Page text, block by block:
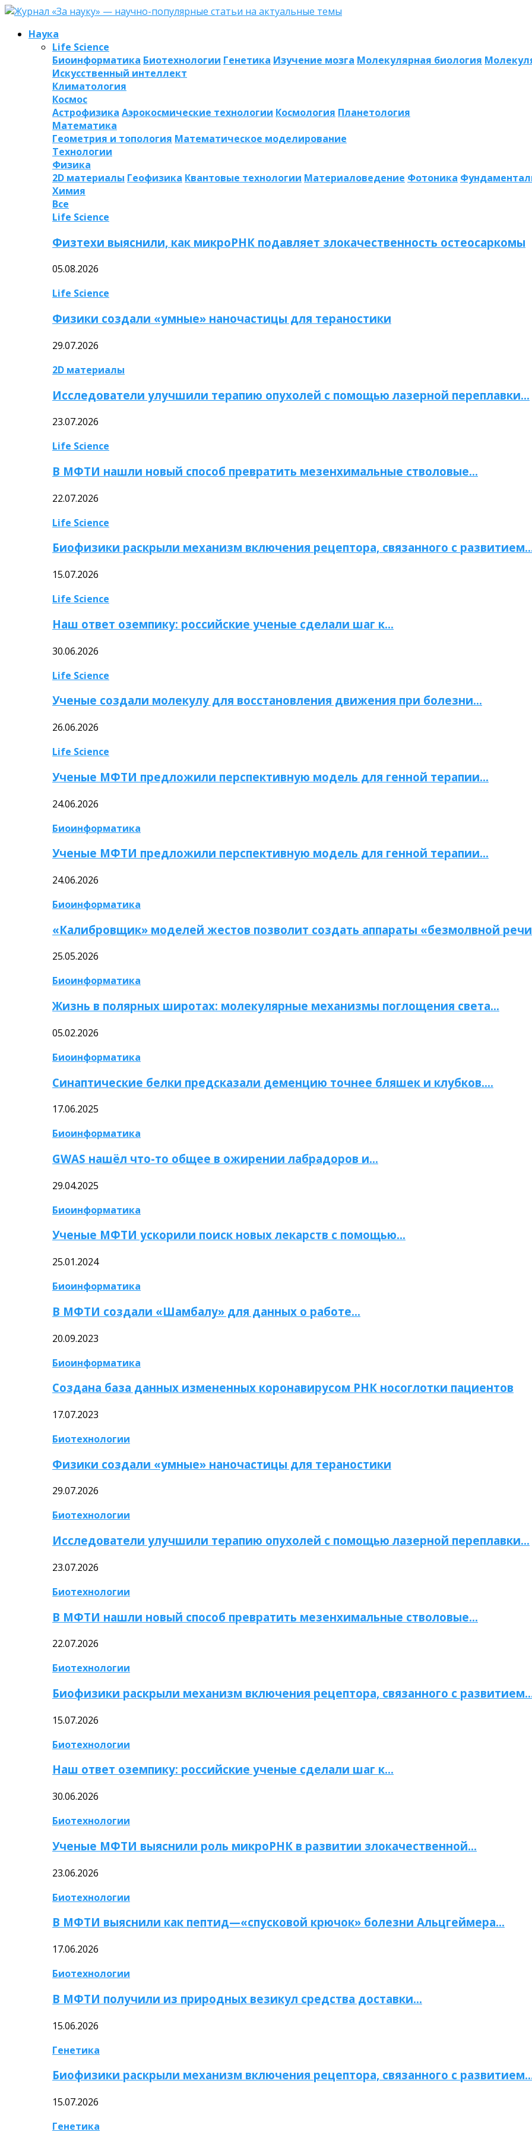
Наука
Life Science
Биоинформатика Биотехнологии Генетика Изучение мозга Молекулярная биология
Искусственный интеллект
Климатология
Космос
Астрофизика Аэрокосмические технологии Космология Планетология
Математика
Геометрия и топология Математическое моделирование
Технологии
Физика
2D материалы Геофизика Квантовые технологии Материаловедение Фотоника
Химия
Все
Life Science
Физтехи выяснили, как микроРНК подавляет злокачественность остеосаркомы
05.08.2026
Life Science
Физики создали «умные» наночастицы для тераностики
29.07.2026
2D материалы
Исследователи улучшили терапию опухолей с помощью лазерной переплавки…
23.07.2026
Life Science
В МФТИ нашли новый способ превратить мезенхимальные стволовые…
22.07.2026
Life Science
Биофизики раскрыли механизм включения рецептора, связанного с
15.07.2026
Life Science
Наш ответ оземпику: российские ученые сделали шаг к…
30.06.2026
Life Science
Ученые создали молекулу для восстановления движения при болезни…
26.06.2026
Life Science
Ученые МФТИ предложили перспективную модель для генной терапии…
24.06.2026
Биоинформатика
Ученые МФТИ предложили перспективную модель для генной терапии…
24.06.2026
Биоинформатика
«Калибровщик» моделей жестов позволит создать аппараты «безмолвной
25.05.2026
Биоинформатика
Жизнь в полярных широтах: молекулярные механизмы поглощения света…
05.02.2026
Биоинформатика
Синаптические белки предсказали деменцию точнее бляшек и клубков….
17.06.2025
Биоинформатика
GWAS нашёл что-то общее в ожирении лабрадоров и…
29.04.2025
Биоинформатика
Ученые МФТИ ускорили поиск новых лекарств с помощью…
25.01.2024
Биоинформатика
В МФТИ создали «Шамбалу» для данных о работе…
20.09.2023
Биоинформатика
Создана база данных измененных коронавирусом РНК носоглотки пациентов
17.07.2023
Биотехнологии
Физики создали «умные» наночастицы для тераностики
29.07.2026
Биотехнологии
Исследователи улучшили терапию опухолей с помощью лазерной переплавки…
23.07.2026
Биотехнологии
В МФТИ нашли новый способ превратить мезенхимальные стволовые…
22.07.2026
Биотехнологии
Биофизики раскрыли механизм включения рецептора, связанного с
15.07.2026
Биотехнологии
Наш ответ оземпику: российские ученые сделали шаг к…
30.06.2026
Биотехнологии
Ученые МФТИ выяснили роль микроРНК в развитии злокачественной…
23.06.2026
Биотехнологии
В МФТИ выяснили как пептид—«спусковой крючок» болезни Альцгеймера…
17.06.2026
Биотехнологии
В МФТИ получили из природных везикул средства доставки…
15.06.2026
Генетика
Биофизики раскрыли механизм включения рецептора, связанного с
15.07.2026
Генетика